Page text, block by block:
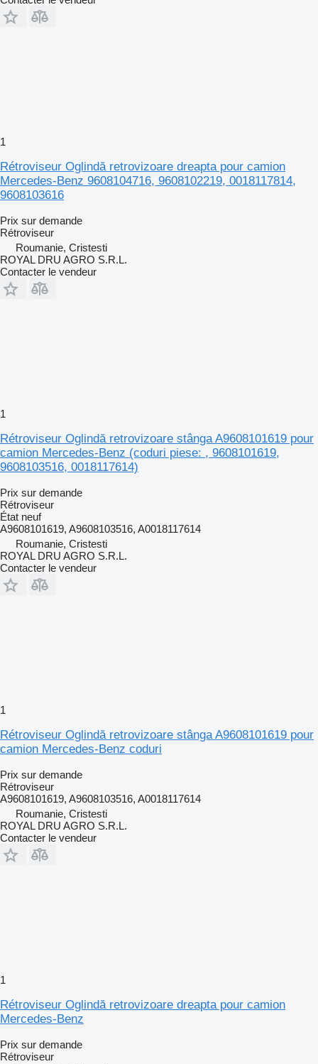
1
Rétroviseur Oglindă retrovizoare dreapta pour camion
Mercedes-Benz 9608104716, 9608102219, 0018117814,
9608103616
Prix sur demande
Rétroviseur
Roumanie, Cristesti
ROYAL DRU AGRO S.R.L.
Contacter le vendeur
1
Rétroviseur Oglindă retrovizoare stânga A9608101619 pour
camion Mercedes-Benz (coduri piese: , 9608101619,
9608103516, 0018117614)
Prix sur demande
Rétroviseur
État neuf
A9608101619, A9608103516, A0018117614
Roumanie, Cristesti
ROYAL DRU AGRO S.R.L.
Contacter le vendeur
1
Rétroviseur Oglindă retrovizoare stânga A9608101619 pour
camion Mercedes-Benz coduri
Prix sur demande
Rétroviseur
A9608101619, A9608103516, A0018117614
Roumanie, Cristesti
ROYAL DRU AGRO S.R.L.
Contacter le vendeur
1
Rétroviseur Oglindă retrovizoare dreapta pour camion
Mercedes-Benz
Prix sur demande
Rétroviseur